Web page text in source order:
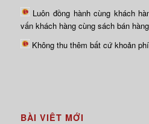
Luôn đồng hành cùng khách
vấn khách hàng cùng sách bán
Không thu thêm bất cứ khoản
BÀI VIÊT MỚI